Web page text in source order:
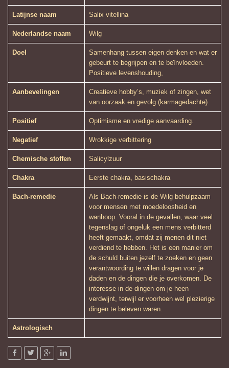
Latijnse naam Salix vitellina
Nederlandse naam Wilg
Doel
Samenhang tussen eigen denken en wat er
gebeurt te begrijpen en te beïnvloeden.
Positieve levenshouding,
Aanbevelingen
Creatieve hobby’s, muziek of zingen, wet
van oorzaak en gevolg (karmagedachte).
Positief Optimisme en vredige aanvaarding.
Negatief Wrokkige verbittering
Chemische stoffen Salicylzuur
Chakra Eerste chakra, basischakra
Bach-remedie
Als Bach-remedie is de Wilg behulpzaam
voor mensen met moedeloosheid en
wanhoop. Vooral in de gevallen, waar veel
tegenslag of ongeluk een mens verbitterd
heeft gemaakt, omdat zij menen dit niet
verdiend te hebben. Het is een manier om
de schuld buiten jezelf te zoeken en geen
verantwoording te willen dragen voor je
daden en de dingen die je overkomen. De
interesse in de dingen om je heen
verdwijnt, terwijl er voorheen wel plezierige
dingen te beleven waren.
Astrologisch